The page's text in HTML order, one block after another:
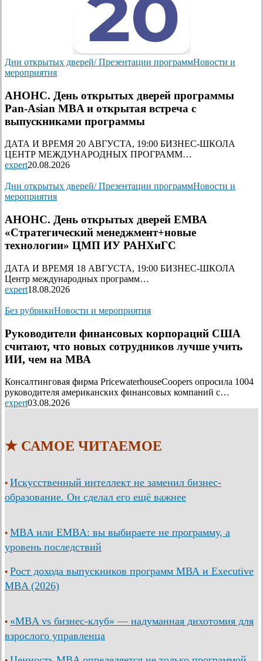
Дни открытых дверей/ Презентации программНовости и
мероприятия
АНОНС. День открытых дверей программы
Pan-Asian MBA и открытая встреча с
выпускниками программы
ДАТА И ВРЕМЯ 20 АВГУСТА, 19:00 БИЗНЕС-ШКОЛА
ЦЕНТР МЕЖДУНАРОДНЫХ ПРОГРАММ…
expert20.08.2026
Дни открытых дверей/ Презентации программНовости и
мероприятия
АНОНС. День открытых дверей ЕМВА
«Стратегический менеджмент+новые
технологии» ЦМП ИУ РАНХиГС
ДАТА И ВРЕМЯ 18 АВГУСТА, 19:00 БИЗНЕС-ШКОЛА
Центр международных программ…
expert18.08.2026
Без рубрикиНовости и мероприятия
Руководители финансовых корпораций США
считают, что новых сотрудников лучше учить
ИИ, чем на МВА
Консалтинговая фирма PricewaterhouseCoopers опросила 1004
руководителя американских финансовых компаний с…
expert03.08.2026
★ САМОЕ ЧИТАЕМОЕ
• Искусственный интеллект не заменил бизнес-
образование. Он сделал его ещё важнее
• MBA или EMBA: вы выбираете не программу, а
уровень последствий
• Рост дохода выпускников программ МВА и Executive
MBA (2026)
• «MBA vs бизнес-клуб» — надуманная дихотомия для
взрослого управленца